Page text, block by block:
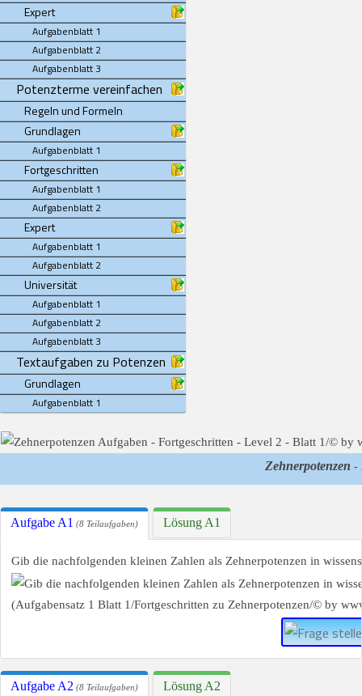
Expert
Aufgabenblatt 1
Aufgabenblatt 2
Aufgabenblatt 3
Potenzterme vereinfachen
Regeln und Formeln
Grundlagen
Aufgabenblatt 1
Fortgeschritten
Aufgabenblatt 1
Aufgabenblatt 2
Expert
Aufgabenblatt 1
Aufgabenblatt 2
Universität
Aufgabenblatt 1
Aufgabenblatt 2
Aufgabenblatt 3
Textaufgaben zu Potenzen
Grundlagen
Aufgabenblatt 1
Zehnerpotenzen -
Aufgabe A1 (8 Teilaufgaben) Lösung A1
Gib die nachfolgenden kleinen Zahlen als Zehnerpotenzen in
Aufgabe A2 (8 Teilaufgaben) Lösung A2